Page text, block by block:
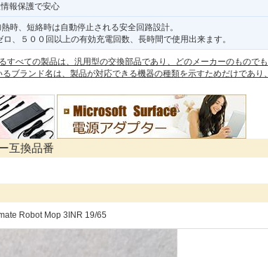
報保護で安心
時、短絡時は自動停止される安全回路設計。
、５００回以上の有効充電回数、長時間で使用出来ます。
すべての製品は、汎用型の交換部品であり、どのメーカーのものでも
ブランド名は、製品が対応できる機器の種類を示すためだけであり、
互換品番
Robot Mop 3INR 19/65